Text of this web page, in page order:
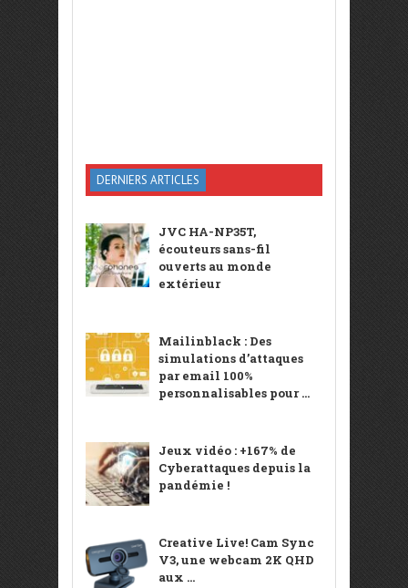
DERNIERS ARTICLES
JVC HA-NP35T,
écouteurs sans-fil
ouverts au monde
extérieur
Mailinblack : Des
simulations d’attaques
par email 100%
personnalisables pour ...
Jeux vidéo : +167% de
Cyberattaques depuis la
pandémie !
Creative Live! Cam Sync
V3, une webcam 2K QHD
aux ...